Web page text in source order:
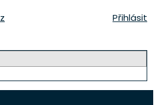
Přihlásit